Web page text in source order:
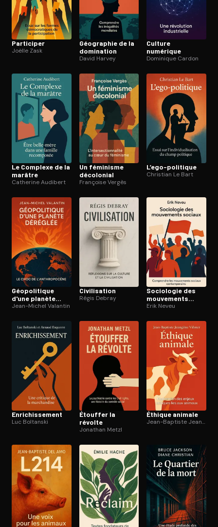
Participer
Joëlle Zask
Géographie de la
domination
David Harvey
Culture
numérique
Dominique Cardon
Le Complexe de la
marâtre
Catherine Audibert
Un féminisme
décolonial
Françoise Vergès
L’ego-politique
Christian Le Bart
Géo­po­li­tique
d'une planète
déréglée
Jean-Michel Valantin
Ci­vi­li­sa­tion
Régis Debray
Sociologie des
mouvements
sociaux
Erik Neveu
En­ri­chis­se­ment
Luc Boltanski
Étouffer la
révolte
Jonathan Metzl
Éthique animale
Jean-Baptiste Jeangène Vilmer